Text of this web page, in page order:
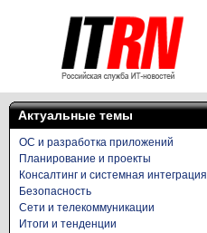
Актуальные темы
ОС и разработка приложений
Планирование и проекты
Консалтинг и системная интеграция
Безопасность
Сети и телекоммуникации
Итоги и тенденции